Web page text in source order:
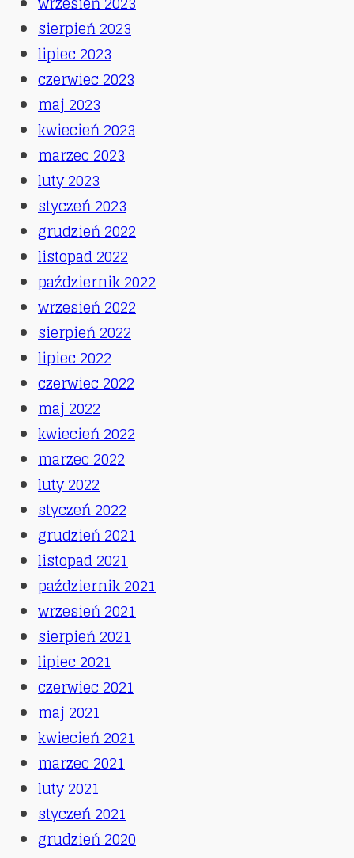
sierpień 2023
lipiec 2023
czerwiec 2023
maj 2023
kwiecień 2023
marzec 2023
luty 2023
styczeń 2023
grudzień 2022
listopad 2022
październik 2022
wrzesień 2022
sierpień 2022
lipiec 2022
czerwiec 2022
maj 2022
kwiecień 2022
marzec 2022
luty 2022
styczeń 2022
grudzień 2021
listopad 2021
październik 2021
wrzesień 2021
sierpień 2021
lipiec 2021
czerwiec 2021
maj 2021
kwiecień 2021
marzec 2021
luty 2021
styczeń 2021
grudzień 2020